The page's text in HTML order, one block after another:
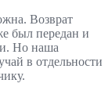
Возврат
был передан и
Но наша
в отдельности